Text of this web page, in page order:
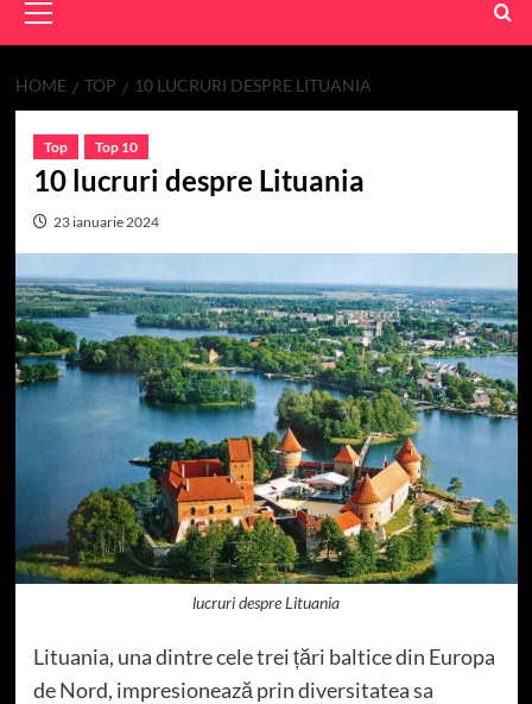
Menu
HOME TOP 10 LUCRURI DESPRE LITUANIA
Top Top 10
10 lucruri despre Lituania
23 ianuarie 2024
lucruri despre Lituania
Lituania, una dintre cele trei țări baltice din Europa
de Nord, impresionează prin diversitatea sa